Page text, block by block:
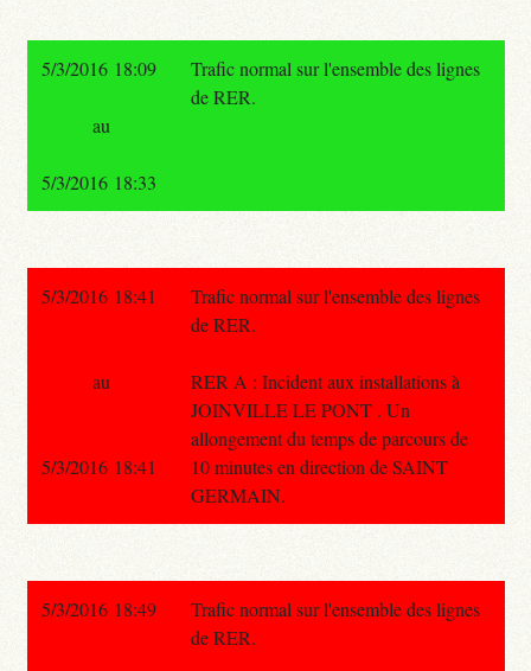
5/3/2016 18:09
Trafic normal sur l'ensemble des lignes
de RER.
au
5/3/2016 18:33
5/3/2016 18:41
Trafic normal sur l'ensemble des lignes
de RER.
RER A : Incident aux installations à
JOINVILLE LE PONT . Un
allongement du temps de parcours de
10 minutes en direction de SAINT
GERMAIN.
au
5/3/2016 18:41
5/3/2016 18:49
Trafic normal sur l'ensemble des lignes
de RER.